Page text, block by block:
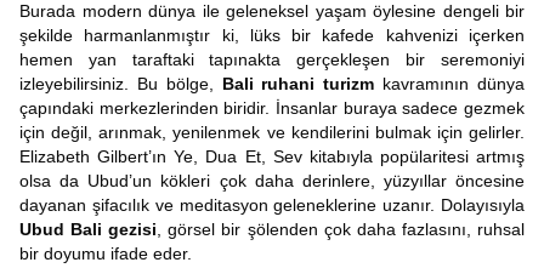
Burada modern dünya ile geleneksel yaşam öylesine dengeli bir
şekilde harmanlanmıştır ki, lüks bir kafede kahvenizi içerken
hemen yan taraftaki tapınakta gerçekleşen bir seremoniyi
izleyebilirsiniz. Bu bölge, Bali ruhani turizm kavramının dünya
çapındaki merkezlerinden biridir. İnsanlar buraya sadece gezmek
için değil, arınmak, yenilenmek ve kendilerini bulmak için gelirler.
Elizabeth Gilbert’ın Ye, Dua Et, Sev kitabıyla popülaritesi artmış
olsa da Ubud’un kökleri çok daha derinlere, yüzyıllar öncesine
dayanan şifacılık ve meditasyon geleneklerine uzanır. Dolayısıyla
Ubud Bali gezisi , görsel bir şölenden çok daha fazlasını, ruhsal
bir doyumu ifade eder.